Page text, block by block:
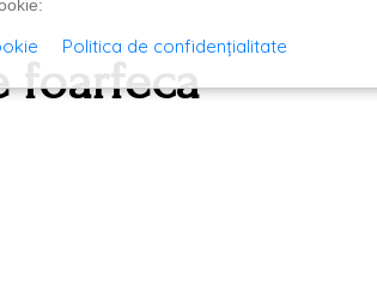
foarfeca
Politica de confidențialitate